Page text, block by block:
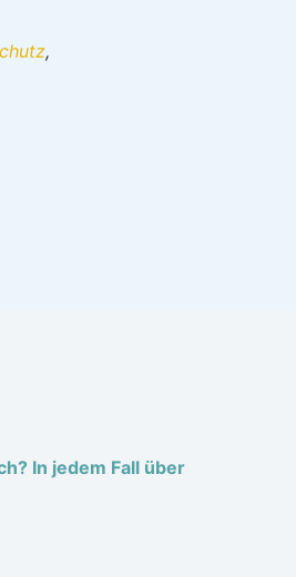
,
In jedem Fall über